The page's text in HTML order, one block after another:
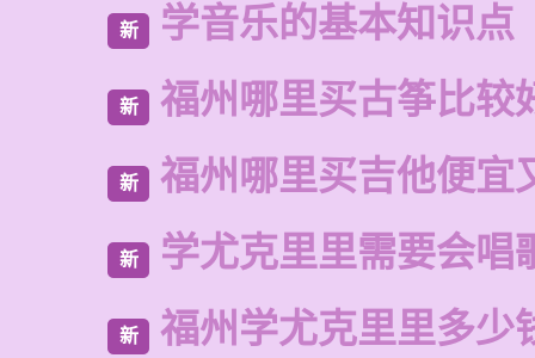
新 学音乐的基本知识点
新 福州哪里买古筝比较
新 福州哪里买吉他便宜
新 学尤克里里需要会唱
新 福州学尤克里里多少